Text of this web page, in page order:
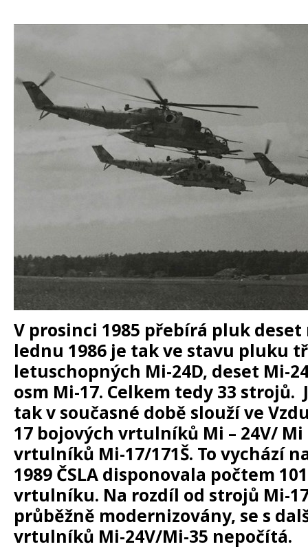
V prosinci 1985 přebírá pluk deset
lednu 1986 je tak ve stavu pluku
letuschopných Mi-24D, deset Mi-
osm Mi-17. Celkem tedy 33 strojů.
tak v současné době slouží ve
17 bojových vrtulníků Mi – 24V/ Mi
vrtulníků Mi-17/171Š. To vychází
1989 ČSLA disponovala počtem
vrtulníku. Na rozdíl od strojů Mi-
průběžně modernizovány, se s
vrtulníků Mi-24V/Mi-35 nepočítá.